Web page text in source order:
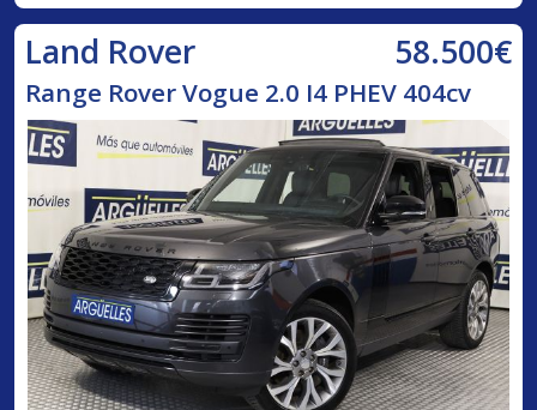
Land Rover 58.500€
Range Rover Vogue 2.0 I4 PHEV 404cv